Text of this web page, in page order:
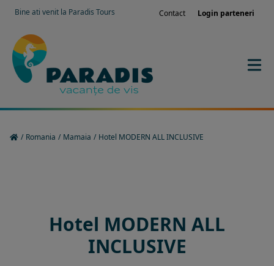
Bine ati venit la Paradis Tours Contact Login parteneri
/ Romania / Mamaia / Hotel MODERN ALL INCLUSIVE
Hotel MODERN ALL
INCLUSIVE